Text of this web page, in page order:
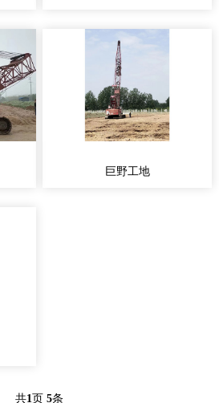
巨野工地
共1页 5条